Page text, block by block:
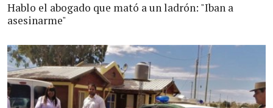
Hablo el abogado que mató a un ladrón: "Iban a
asesinarme"